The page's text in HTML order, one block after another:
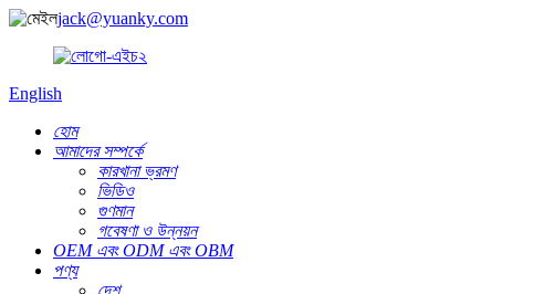
jack@yuanky.com
English
হোম
আমাদের সম্পর্কে
কারখানা ভ্রমণ
ভিডিও
গুণমান
গবেষণা ও উন্নয়ন
OEM এবং ODM এবং OBM
পণ্য
দেশ